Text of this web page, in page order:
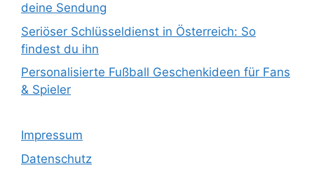
deine Sendung
Seriöser Schlüsseldienst in Österreich: So
findest du ihn
Personalisierte Fußball Geschenkideen für Fans
& Spieler
Impressum
Datenschutz